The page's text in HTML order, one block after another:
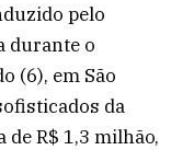
pelo
durante o
(6), em São
da
de R$ 1,3 milhão,